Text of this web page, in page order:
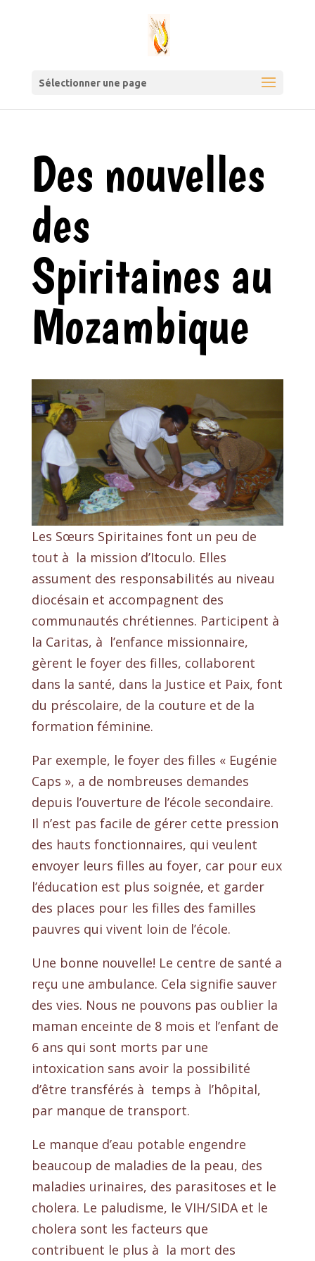
Sélectionner une page
Des nouvelles
des
Spiritaines au
Mozambique
Les Sœurs Spiritaines font un peu de
tout à la mission d’Itoculo. Elles
assument des responsabilités au niveau
diocésain et accompagnent des
communautés chrétiennes. Participent à
la Caritas, à l’enfance missionnaire,
gèrent le foyer des filles, collaborent
dans la santé, dans la Justice et Paix, font
du préscolaire, de la couture et de la
formation féminine.
Par exemple, le foyer des filles « Eugénie
Caps », a de nombreuses demandes
depuis l’ouverture de l’école secondaire.
Il n’est pas facile de gérer cette pression
des hauts fonctionnaires, qui veulent
envoyer leurs filles au foyer, car pour eux
l’éducation est plus soignée, et garder
des places pour les filles des familles
pauvres qui vivent loin de l’école.
Une bonne nouvelle! Le centre de santé a
reçu une ambulance. Cela signifie sauver
des vies. Nous ne pouvons pas oublier la
maman enceinte de 8 mois et l’enfant de
6 ans qui sont morts par une
intoxication sans avoir la possibilité
d’être transférés à temps à l’hôpital,
par manque de transport.
Le manque d’eau potable engendre
beaucoup de maladies de la peau, des
maladies urinaires, des parasitoses et le
cholera. Le paludisme, le VIH/SIDA et le
cholera sont les facteurs que
contribuent le plus à la mort des